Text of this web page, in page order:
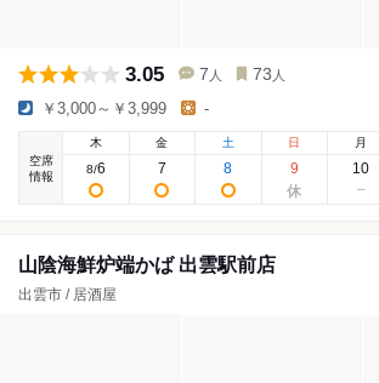
3.05 7 人 73 人
￥3,000～￥3,999 -
空席
情報
木
8/6
金
7
土
8
日
9
月
10
山陰海鮮炉端かば 出雲駅前店
出雲市 / 居酒屋